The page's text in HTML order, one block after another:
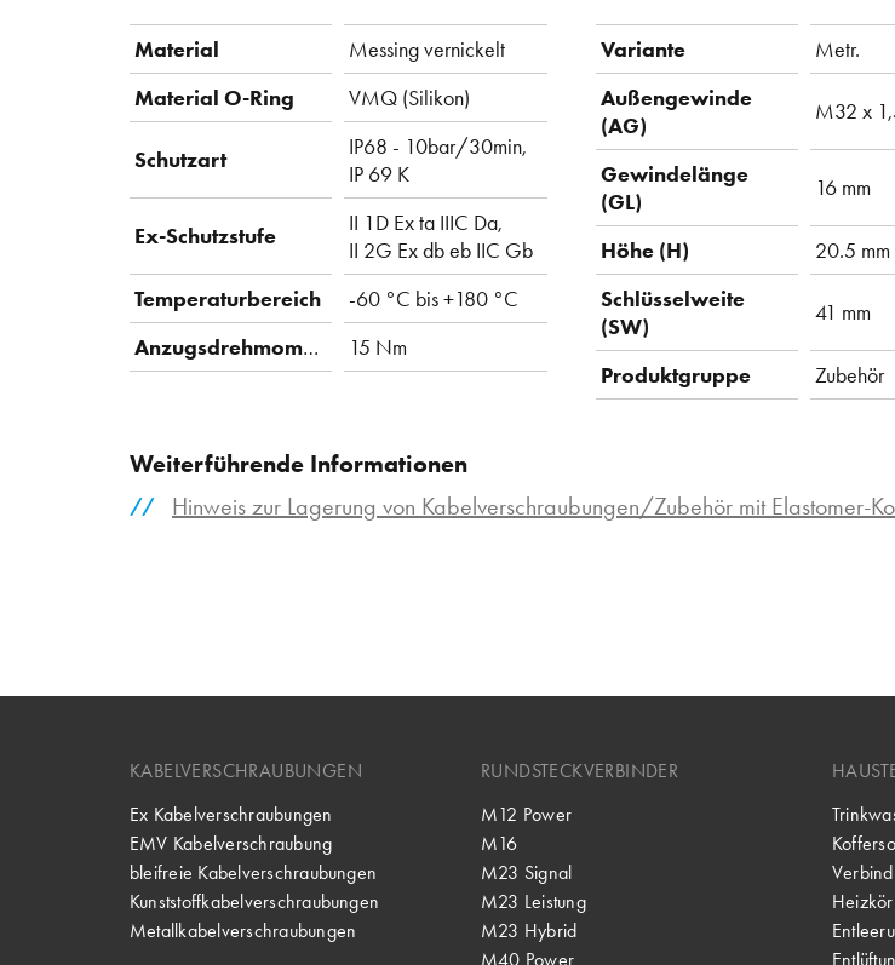
Material
Messing vernickelt
Material O-Ring
VMQ (Silikon)
Schutzart
IP68 - 10bar/30min,
IP 69 K
Ex-Schutzstufe
II 1D Ex ta IIIC Da,
II 2G Ex db eb IIC Gb
Temperaturbereich
-60 °C bis +180 °C
Anzugsdrehmoment
15 Nm
Variante
Metr.
Außengewinde
(AG)
M32 x
Gewindelänge
(GL)
16 mm
Höhe (H)
20.5 mm
Schlüsselweite
(SW)
41 mm
Produktgruppe Zubehör
Weiterführende Informationen
Hinweis zur Lagerung von Kabelverschraubungen/Zubehör mit Elastomer-
KABELVERSCHRAUBUNGEN
Ex Kabelverschraubungen
EMV Kabelverschraubung
bleifreie Kabelverschraubungen
Kunststoffkabelverschraubungen
Metallkabelverschraubungen
RUNDSTECKVERBINDER
M12 Power
M16
M23 Signal
M23 Leistung
M23 Hybrid